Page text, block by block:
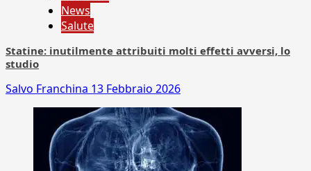
News
Salute
Statine: inutilmente attribuiti molti effetti avversi, lo
studio
Salvo Franchina 13 Febbraio 2026